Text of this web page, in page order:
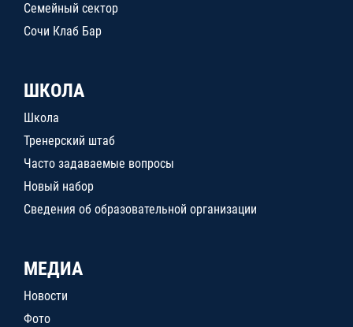
Семейный сектор
Сочи Клаб Бар
ШКОЛА
Школа
Тренерский штаб
Часто задаваемые вопросы
Новый набор
Сведения об образовательной организации
МЕДИА
Новости
Фото